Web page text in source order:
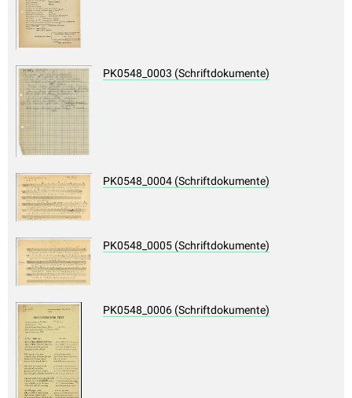
PK0548_0003 (Schriftdokumente)
PK0548_0004 (Schriftdokumente)
PK0548_0005 (Schriftdokumente)
PK0548_0006 (Schriftdokumente)